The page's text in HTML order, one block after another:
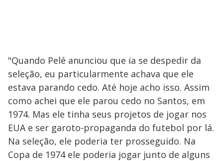
e
o
"Quando Pelé anunciou que ia se despedir da
seleção, eu particularmente achava que ele
estava parando cedo. Até hoje acho isso. Assim
como achei que ele parou cedo no Santos, em
1974. Mas ele tinha seus projetos de jogar nos
EUA e ser garoto-propaganda do futebol por lá.
Na seleção, ele poderia ter prosseguido. Na
Copa de 1974 ele poderia jogar junto de alguns